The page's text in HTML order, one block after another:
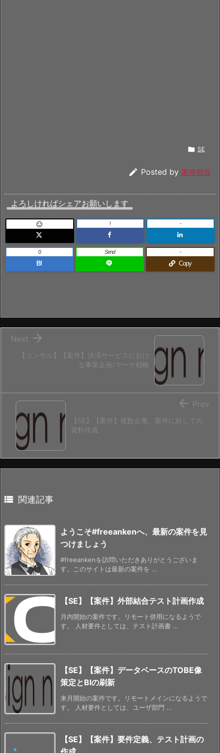
 SE
 Posted by 案件担当
よろしければシェアお願いします
 ! -
B!
0 Send
Copy
-
【コンサル】【案件】決済サービスにおけ
る事業企画/マーケ戦略

Next
【SE】【案件】複数企業、案件に対しての
資料作成
 Prev
 関連記事
ようこそ#freeankenへ、最新の案件を見
つけましょう
#freeankenを訪問いただきありがとうございま
す。このサイトは最新の案件を ...
【SE】【案件】外部結合テスト計画作成
月内開始の案件です。リモート併用になるようで
す。 人材要件としては、テスト計画書 ...
【SE】【案件】データベースのTOBE像
策定とBIの刷新
来月開始の案件です。リモートメインになるようで
す。 人材要件としては、ユーザ部門 ...
【SE】【案件】要件定義、テスト計画の